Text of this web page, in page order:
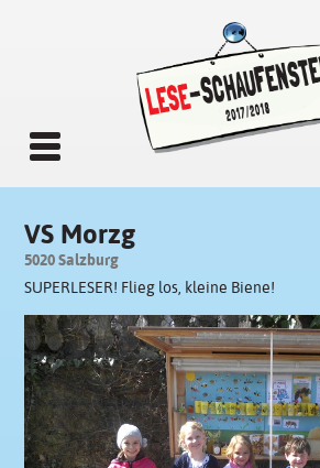
VS Morzg
5020 Salzburg
SUPERLESER! Flieg los, kleine Biene!